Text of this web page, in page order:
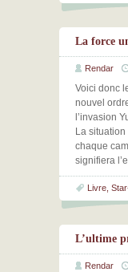
La force
Rendar
Voici donc
nouvel
l’invasion
La
chaque
signifiera
Livre
L’ultime
Rendar